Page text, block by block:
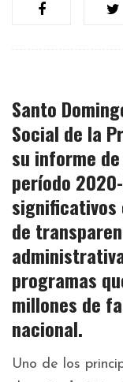
Santo
Social de la
su informe
período
significativos
de
programas
millones de
nacional.
Uno de los